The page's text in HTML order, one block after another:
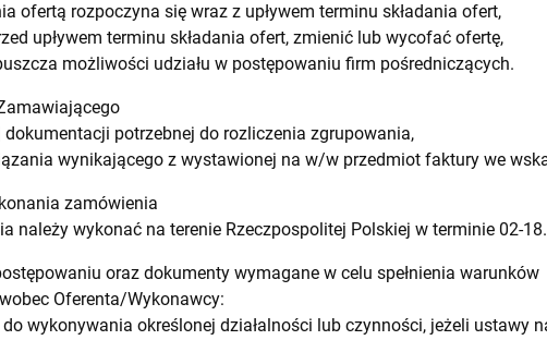
ofertą rozpoczyna się wraz z upływem terminu składania ofert,
upływem terminu składania ofert, zmienić lub wycofać ofertę,
możliwości udziału w postępowaniu firm pośredniczących.
dokumentacji potrzebnej do rozliczenia zgrupowania,
wynikającego z wystawionej na w/w przedmiot faktury we
zamówienia
należy wykonać na terenie Rzeczpospolitej Polskiej w terminie 02-
oraz dokumenty wymagane w celu spełnienia warunków
Oferenta/Wykonawcy:
wykonywania określonej działalności lub czynności, jeżeli ustawy